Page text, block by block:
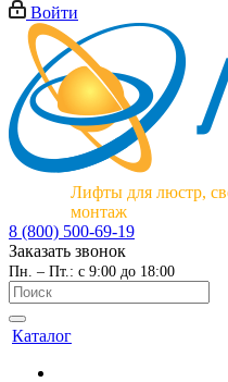
Войти
Лифты для люстр,
монтаж
8 (800) 500-69-19
Заказать звонок
Пн. – Пт.: с 9:00 до 18:00
Каталог